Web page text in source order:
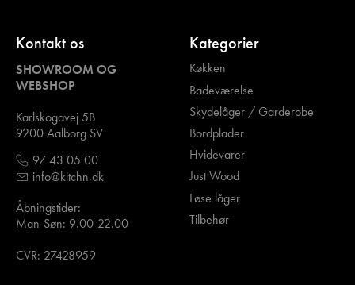
Kontakt os
SHOWROOM OG
WEBSHOP
Karlskogavej 5B
9200 Aalborg SV
97 43 05 00
info@kitchn.dk
Åbningstider:
Man-Søn: 9.00-22.00
CVR: 27428959
Kategorier
Køkken
Badeværelse
Skydelåger / Garderobe
Bordplader
Hvidevarer
Just Wood
Løse låger
Tilbehør